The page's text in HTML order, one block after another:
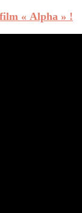
« Alpha » !